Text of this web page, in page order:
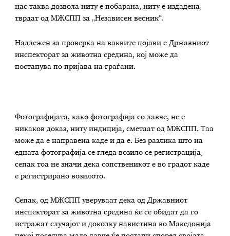
нас таква дозвола ниту е побарана, ниту е издадена,
тврдат од МЖСПП за „Независен весник“.
Надлежен за проверка на ваквите појави е Државниот
инспекторат за животна средина, кој може да
постапува по пријава на граѓани.
Фотографијата, како фотографија со лавче, не е
никаков доказ, ниту индиција, сметаат од МЖСПП. Таа
може да е направена каде и да е. Без разлика што на
едната фотографија се гледа возило се регистрација,
сепак тоа не значи дека сопственикот е во градот каде
е регистрирано возилото.
Сепак, од МЖСПП уверуваат дека од Државниот
инспекторат за животна средина ќе се обидат да го
истражат случајот и доколку навистина во Македонија